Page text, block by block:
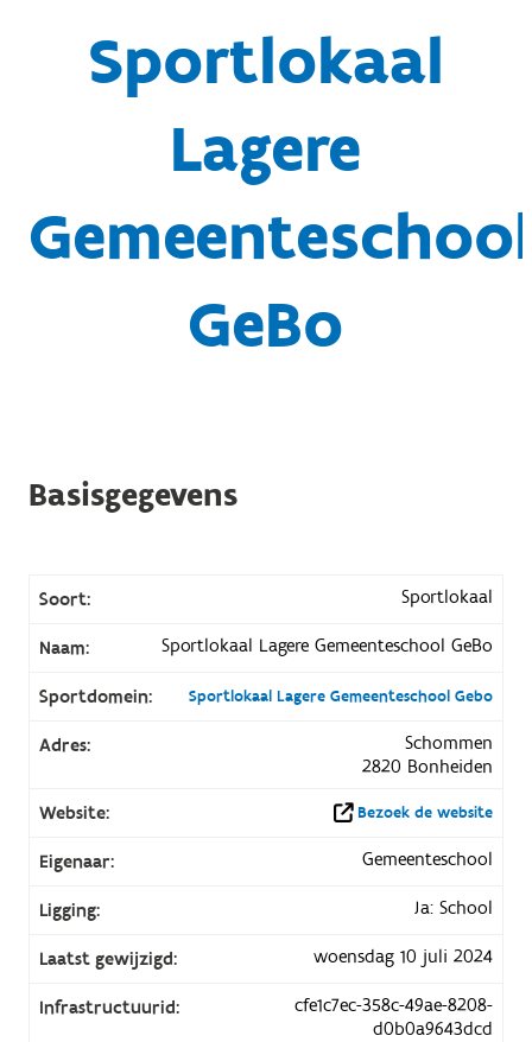
Sportlokaal
Lagere
Gemeenteschool
GeBo
Basisgegevens
Soort: Sportlokaal
Naam: Sportlokaal Lagere Gemeenteschool GeBo
Sportdomein: Sportlokaal Lagere Gemeenteschool Gebo
Adres:
Schommen
2820 Bonheiden
Website:
Bezoek de website
Eigenaar: Gemeenteschool
Ligging: Ja: School
Laatst gewijzigd: woensdag 10 juli 2024
Infrastructuurid:
cfe1c7ec-358c-49ae-8208-
d0b0a9643dcd